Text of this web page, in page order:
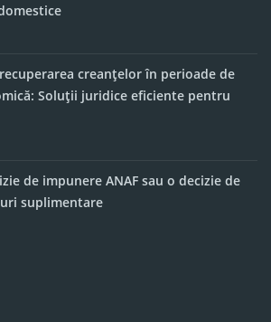
creanțelor în perioade de
Soluții juridice eficiente pentru
de impunere ANAF sau o decizie de
suplimentare